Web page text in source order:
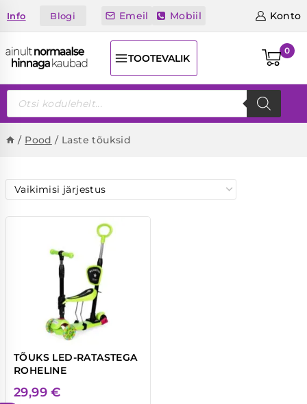
toInfo Blogi Emeil Mobiil Konto
TOOTEVALIK
0
Products
search
/ Pood / Laste tõuksid
TÕUKS LED-RATASTEGA
ROHELINE
29,99€